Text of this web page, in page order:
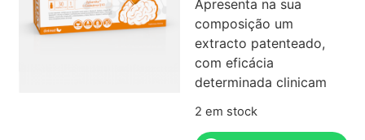
Apresenta na sua
composição um
extracto patenteado,
com eficácia
determinada clinicam
2 em stock